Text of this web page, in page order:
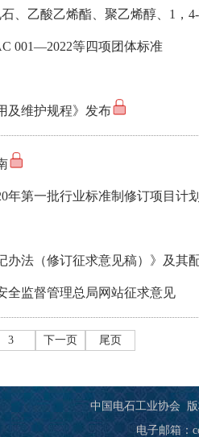
、乙酸乙烯酯、聚乙烯醇、1，
001—2022等四项团体标准
及维护规程》发布
年第一批行业标准制修订项目计
办法（修订征求意见稿）》及其
全监督管理总局网站征求意见
3 下一页 尾页
中国电石工业协会
电子邮箱：